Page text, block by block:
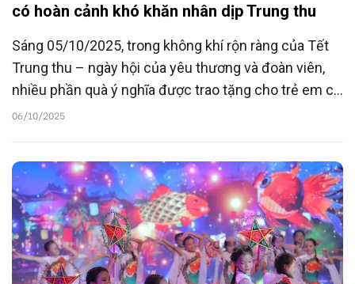
có hoàn cảnh khó khăn nhân dịp Trung thu
Sáng 05/10/2025, trong không khí rộn ràng của Tết
Trung thu – ngày hội của yêu thương và đoàn viên,
nhiều phần quà ý nghĩa được trao tặng cho trẻ em có
hoàn cảnh khó khăn xã Nhân Nghĩa, tỉnh Phú Thọ
06/10/2025